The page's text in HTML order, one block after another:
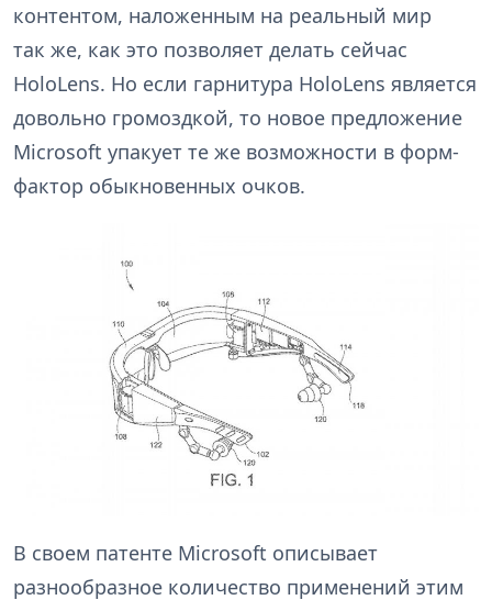
контентом, наложенным на реальный мир
так же, как это позволяет делать сейчас
HoloLens. Но если гарнитура HoloLens является
довольно громоздкой, то новое предложение
Microsoft упакует те же возможности в форм-
фактор обыкновенных очков.
В своем патенте Microsoft описывает
разнообразное количество применений этим